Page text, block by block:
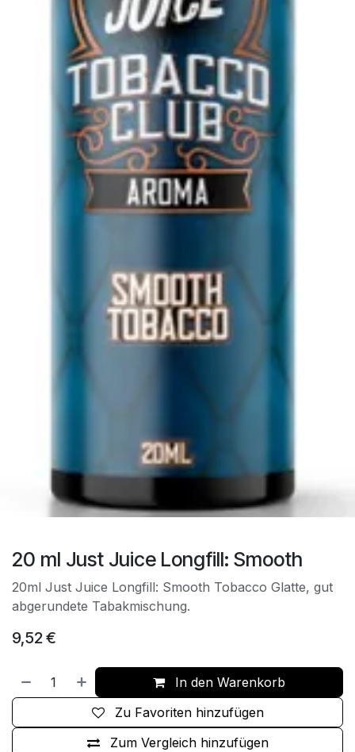
20 ml Just Juice Longfill: Smooth
20ml Just Juice Longfill: Smooth Tobacco Glatte, gut
abgerundete Tabakmischung.
9,52€
In den Warenkorb
Zum Vergleich hinzufügen
Zu Favoriten hinzufügen